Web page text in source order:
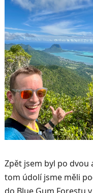
Zpět jsem byl po
tom údolí jsme měli